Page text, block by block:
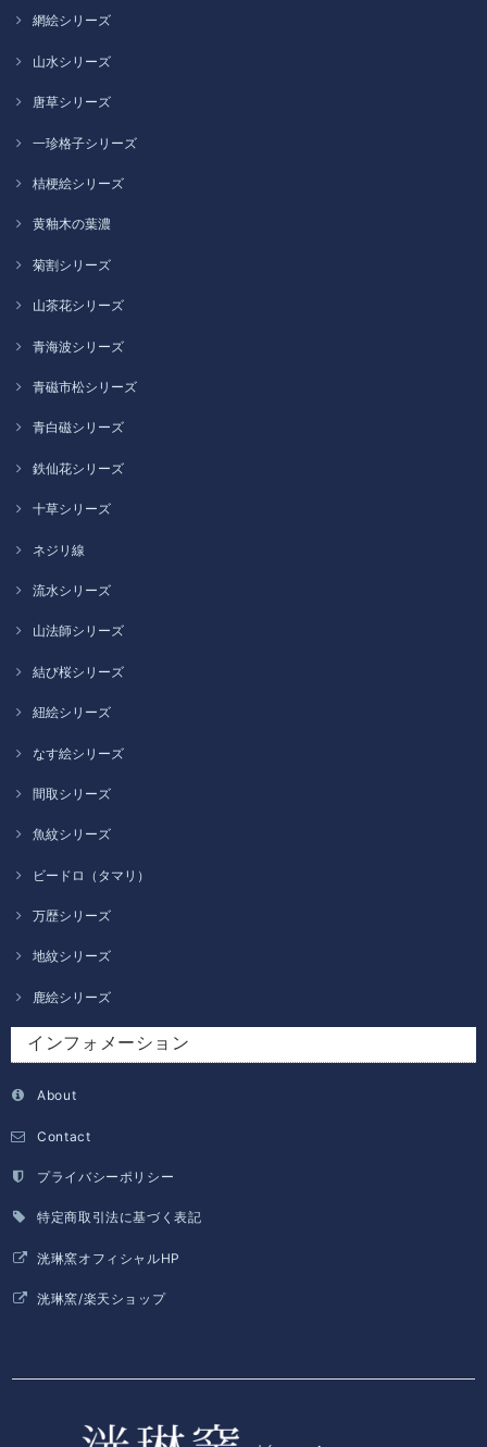
網絵シリーズ
山水シリーズ
唐草シリーズ
一珍格子シリーズ
桔梗絵シリーズ
黄釉木の葉濃
菊割シリーズ
山茶花シリーズ
青海波シリーズ
青磁市松シリーズ
青白磁シリーズ
鉄仙花シリーズ
十草シリーズ
ネジリ線
流水シリーズ
山法師シリーズ
結び桜シリーズ
紐絵シリーズ
なす絵シリーズ
間取シリーズ
魚紋シリーズ
ビードロ（タマリ）
万歴シリーズ
地紋シリーズ
鹿絵シリーズ
インフォメーション
About
Contact
プライバシーポリシー
特定商取引法に基づく表記
洸琳窯オフィシャルHP
洸琳窯/楽天ショップ